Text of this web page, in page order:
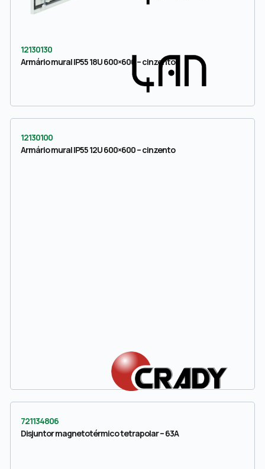
12130130
Armário mural IP55 18U 600×600 – cinzento
12130100
Armário mural IP55 12U 600×600 – cinzento
721134806
Disjuntor magnetotérmico tetrapolar – 63A